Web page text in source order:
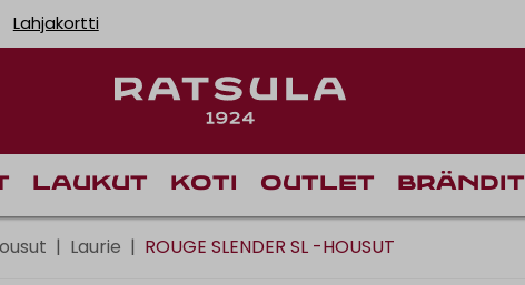
Lahjakortti
Laukut Koti Outlet Brändit
| Laurie | ROUGE SLENDER SL -HOUSUT